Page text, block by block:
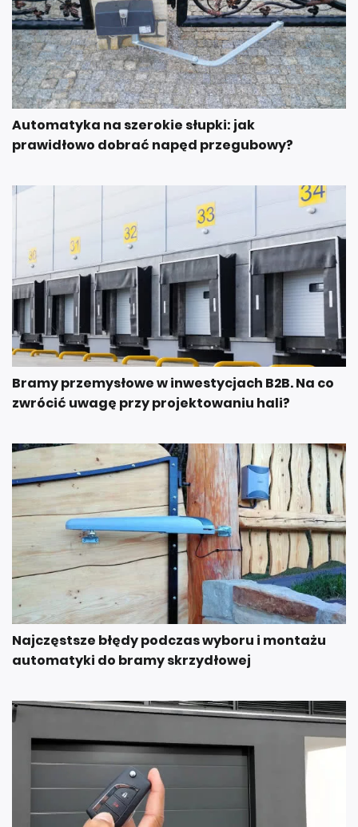
Automatyka na szerokie słupki: jak
prawidłowo dobrać napęd przegubowy?
Bramy przemysłowe w inwestycjach B2B. Na co
zwrócić uwagę przy projektowaniu hali?
Najczęstsze błędy podczas wyboru i montażu
automatyki do bramy skrzydłowej